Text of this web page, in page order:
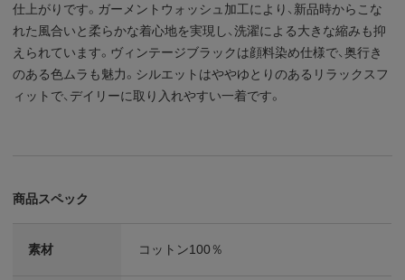
仕上がりです。ガーメントウォッシュ加工により、新品時からこな
れた風合いと柔らかな着心地を実現し、洗濯による大きな縮みも抑
えられています。ヴィンテージブラックは顔料染め仕様で、奥行き
のある色ムラも魅力。シルエットはややゆとりのあるリラックスフ
ィットで、デイリーに取り入れやすい一着です。
商品スペック
素材 コットン100％